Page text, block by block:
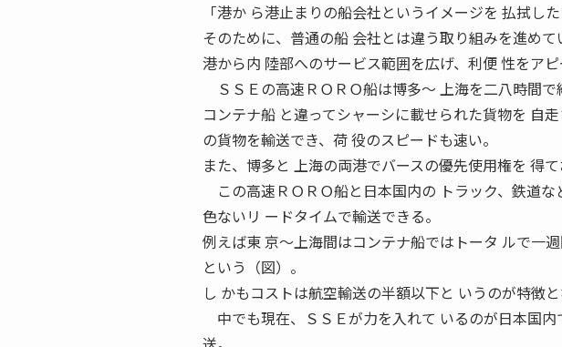
「港か ら港止まりの船会社というイメージを 払拭した
そのために、普通の船 会社とは違う取り組みを進めて
港から内 陸部へのサービス範囲を広げ、利便 性をアピ
ＳＳＥの高速ＲＯＲＯ船は博多〜 上海を二八時間で
コンテナ船 と違ってシャーシに載せられた貨物を 自
の貨物を輸送でき、荷 役のスピードも速い。
また、博多と 上海の両港でバースの優先使用権を 得て
この高速ＲＯＲＯ船と日本国内の トラック、鉄道
色ないリ ードタイムで輸送できる。
例えば東 京〜上海間はコンテナ船ではトータ ルで一
という（図）。
し かもコストは航空輸送の半額以下と いうのが特徴と
中でも現在、ＳＳＥが力を入れて いるのが日本国